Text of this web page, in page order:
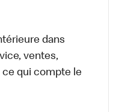
dans
ventes,
ce qui compte le